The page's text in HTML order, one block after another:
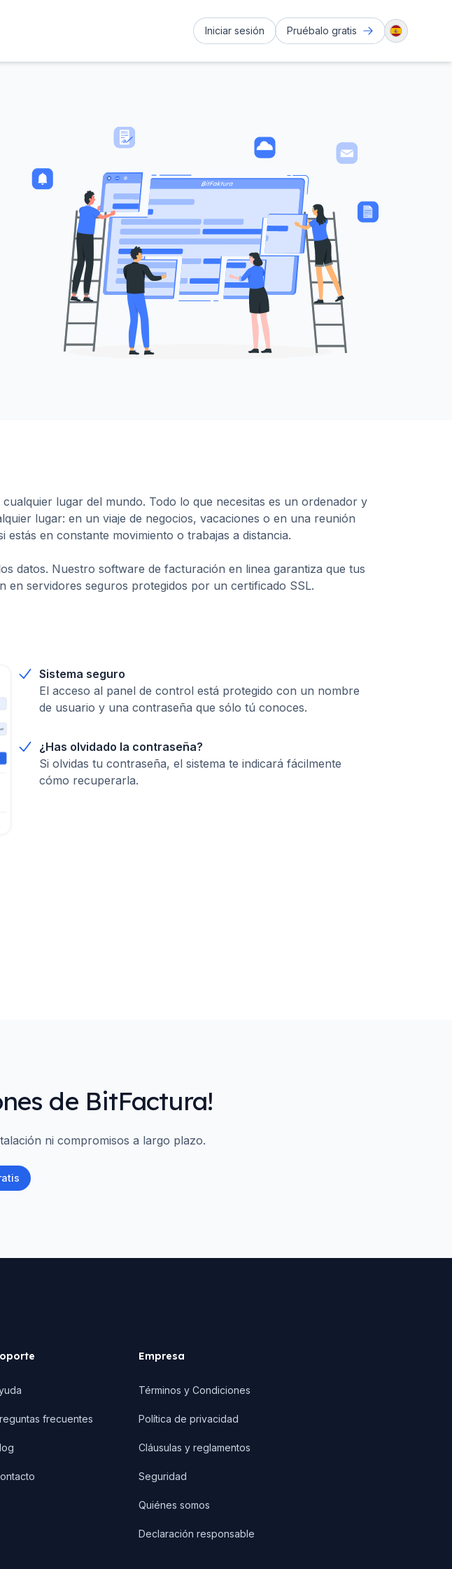
Iniciar sesión Pruébalo gratis
lugar del mundo. Todo lo que necesitas es un ordenador y
lugar: en un viaje de negocios, vacaciones o en una reunión
en constante movimiento o trabajas a distancia.
datos. Nuestro software de facturación en linea garantiza que tus
en servidores seguros protegidos por un certificado SSL.
Sistema seguro
El acceso al panel de control está protegido con un nombre
de usuario y una contraseña que sólo tú conoces.
¿Has olvidado la contraseña?
Si olvidas tu contraseña, el sistema te indicará fácilmente
cómo recuperarla.
de BitFactura!
ni compromisos a largo plazo.
frecuentes
Empresa
Términos y Condiciones
Política de privacidad
Cláusulas y reglamentos
Seguridad
Quiénes somos
Declaración responsable